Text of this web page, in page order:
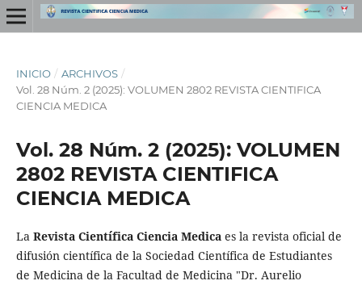
INICIO / ARCHIVOS /
Vol. 28 Núm. 2 (2025): VOLUMEN 2802 REVISTA CIENTIFICA
CIENCIA MEDICA
Vol. 28 Núm. 2 (2025): VOLUMEN
2802 REVISTA CIENTIFICA
CIENCIA MEDICA
La Revista Científica Ciencia Medicaes la revista oficial de
difusión científica de la Sociedad Científica de Estudiantes
de Medicina de la Facultad de Medicina "Dr. Aurelio